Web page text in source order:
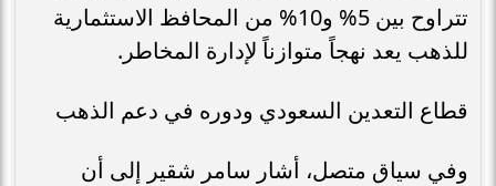
تتراوح بين 5% و10% من المحافظ الاستثمارية
للذهب يعد نهجاً متوازناً لإدارة المخاطر.
قطاع التعدين السعودي ودوره في دعم الذهب
وفي سياق متصل، أشار سامر شقير إلى أن